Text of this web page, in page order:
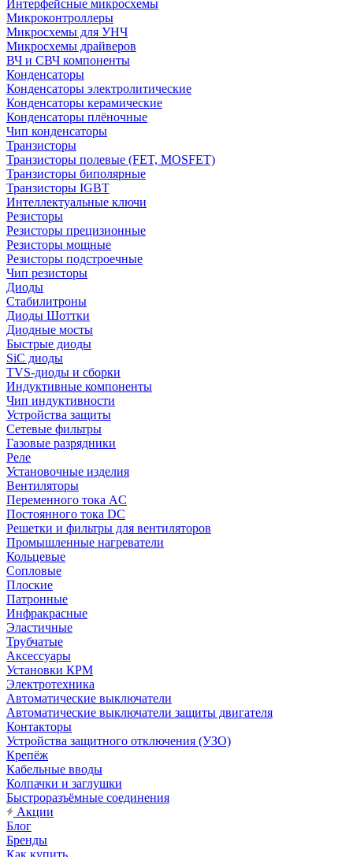
Интерфейсные микросхемы
Микроконтроллеры
Микросхемы для УНЧ
Микросхемы драйверов
ВЧ и СВЧ компоненты
Конденсаторы
Конденсаторы электролитические
Конденсаторы керамические
Конденсаторы плёночные
Чип конденсаторы
Транзисторы
Транзисторы полевые (FET, MOSFET)
Транзисторы биполярные
Транзисторы IGBT
Интеллектуальные ключи
Резисторы
Резисторы прецизионные
Резисторы мощные
Резисторы подстроечные
Чип резисторы
Диоды
Стабилитроны
Диоды Шоттки
Диодные мосты
Быстрые диоды
SiC диоды
TVS-диоды и сборки
Индуктивные компоненты
Чип индуктивности
Устройства защиты
Сетевые фильтры
Газовые разрядники
Реле
Установочные изделия
Вентиляторы
Переменного тока AC
Постоянного тока DC
Решетки и фильтры для вентиляторов
Промышленные нагреватели
Кольцевые
Сопловые
Плоские
Патронные
Инфракрасные
Эластичные
Трубчатые
Аксессуары
Установки КРМ
Электротехника
Автоматические выключатели
Автоматические выключатели защиты двигателя
Контакторы
Устройства защитного отключения (УЗО)
Крепёж
Кабельные вводы
Колпачки и заглушки
Быстроразъёмные соединения
Акции
Блог
Бренды
Как купить